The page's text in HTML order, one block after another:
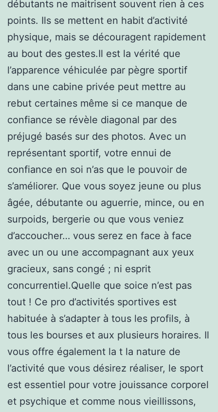
débutants ne maitrisent souvent rien à ces
points. Ils se mettent en habit d’activité
physique, mais se découragent rapidement
au bout des gestes.Il est la vérité que
l’apparence véhiculée par pègre sportif
dans une cabine privée peut mettre au
rebut certaines même si ce manque de
confiance se révèle diagonal par des
préjugé basés sur des photos. Avec un
représentant sportif, votre ennui de
confiance en soi n’as que le pouvoir de
s’améliorer. Que vous soyez jeune ou plus
âgée, débutante ou aguerrie, mince, ou en
surpoids, bergerie ou que vous veniez
d’accoucher… vous serez en face à face
avec un ou une accompagnant aux yeux
gracieux, sans congé ; ni esprit
concurrentiel.Quelle que soice n’est pas
tout ! Ce pro d’activités sportives est
habituée à s’adapter à tous les profils, à
tous les bourses et aux plusieurs horaires. Il
vous offre également la t la nature de
l’activité que vous désirez réaliser, le sport
est essentiel pour votre jouissance corporel
et psychique et comme nous vieillissons,